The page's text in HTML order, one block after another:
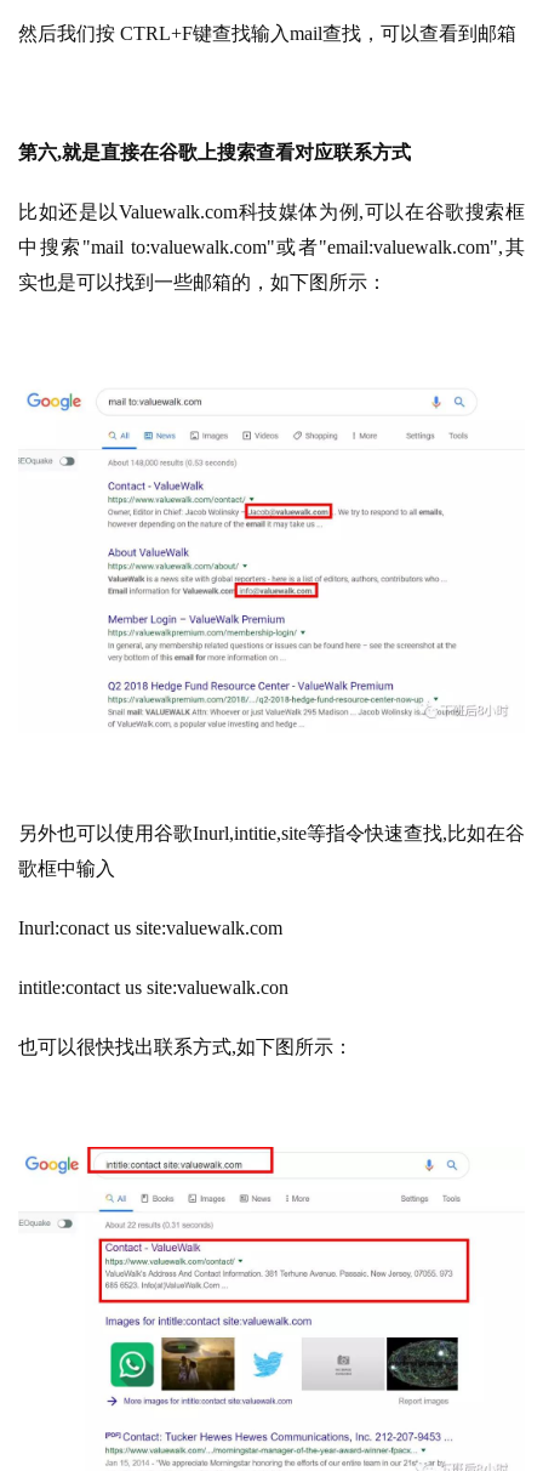
然后我们按 CTRL+F键查找输入mail查找，可以查看到邮箱
第六,就是直接在谷歌上搜索查看对应联系方式
比如还是以Valuewalk.com科技媒体为例,可以在谷歌搜索框
中搜索"mail to:valuewalk.com"或者"email:valuewalk.com",其
实也是可以找到一些邮箱的，如下图所示：
另外也可以使用谷歌Inurl,intitie,site等指令快速查找,比如在谷
歌框中输入
Inurl:conact us site:valuewalk.com
intitle:contact us site:valuewalk.con
也可以很快找出联系方式,如下图所示：